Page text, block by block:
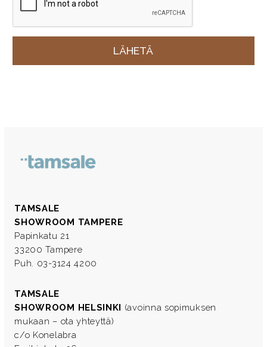
TAMSALE
SHOWROOM TAMPERE
Papinkatu 21
33200 Tampere
Puh. 03-3124 4200
TAMSALE
SHOWROOM HELSINKI (avoinna sopimuksen
mukaan – ota yhteyttä)
c/o Konelabra